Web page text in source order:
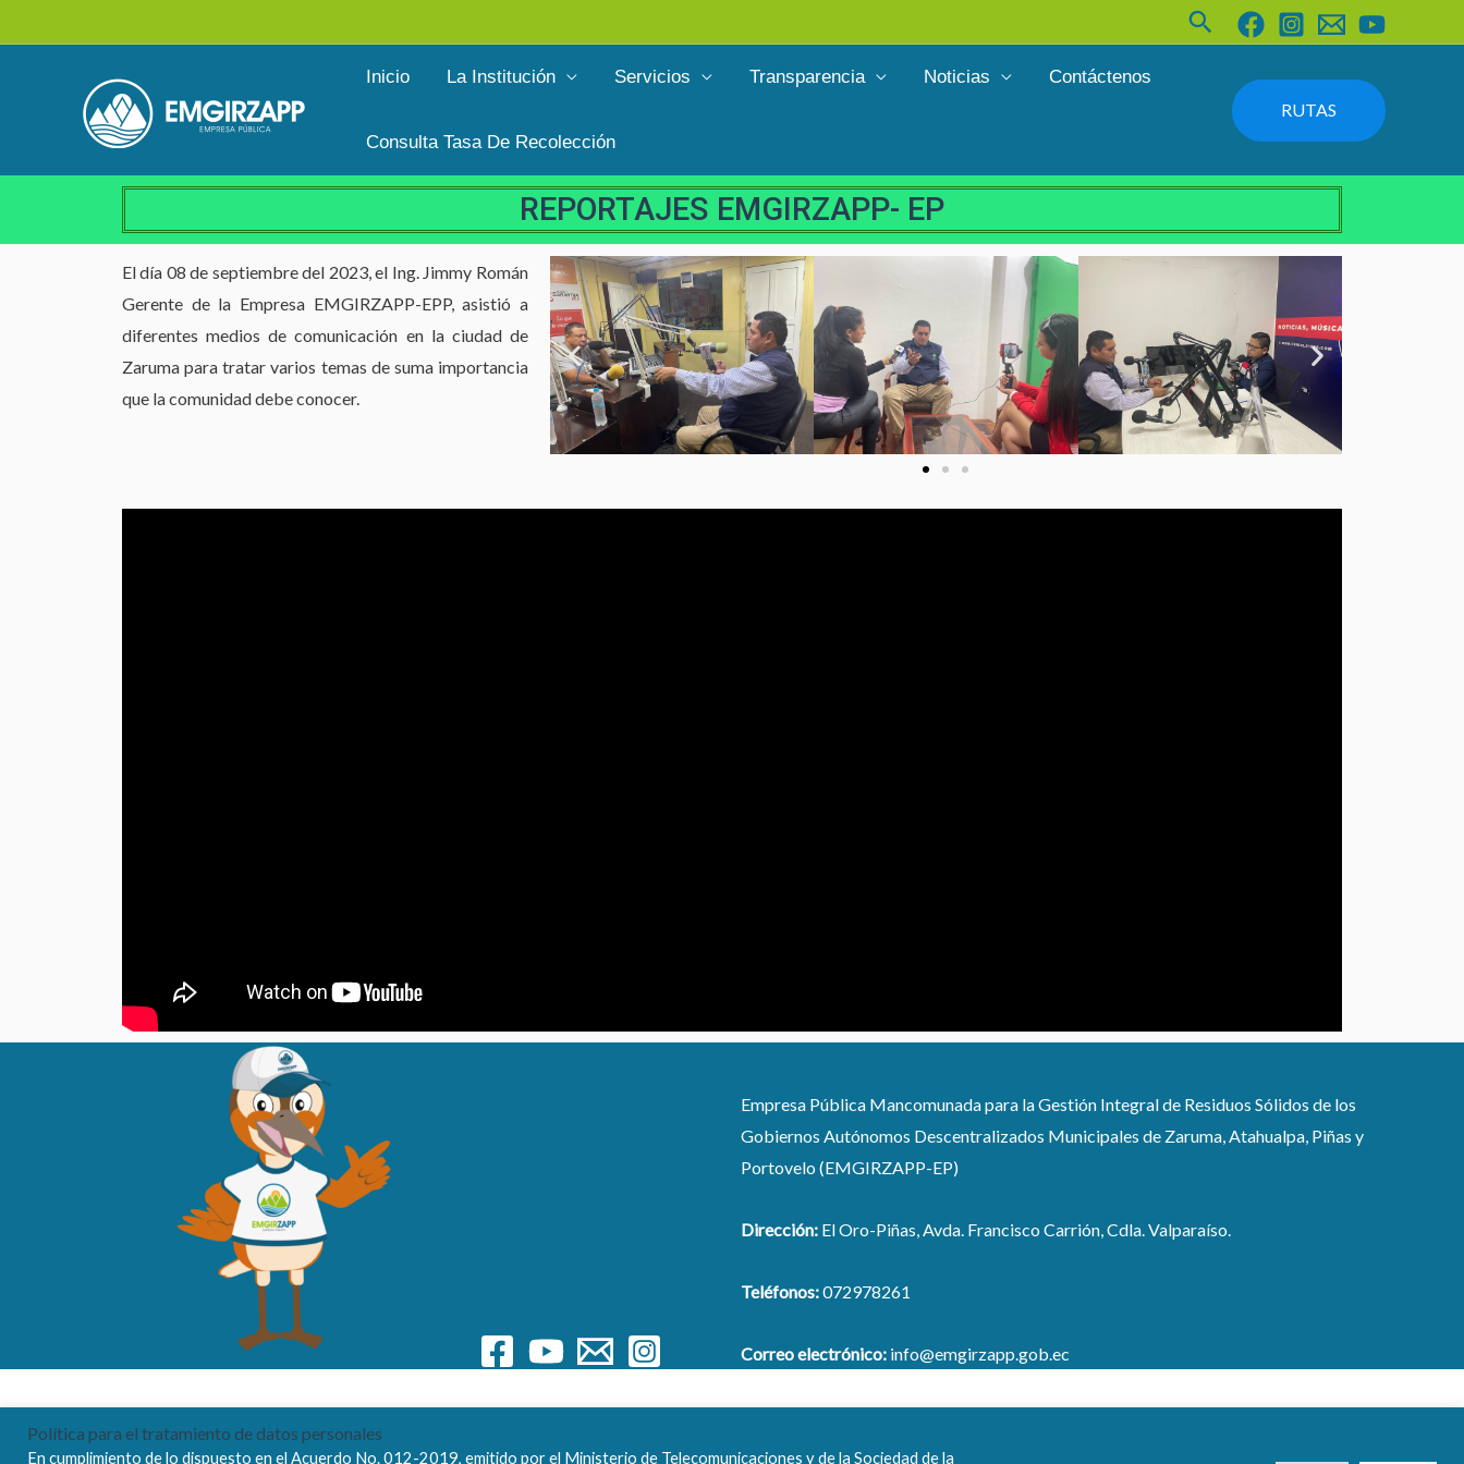
al
Buscar
Inicio La Institución Servicios Transparencia Noticias Contáctenos
Consulta Tasa De Recolección
RUTAS
REPORTAJES EMGIRZAPP- EP
El día 08 de septiembre del 2023, el Ing. Jimmy Román
Gerente de la Empresa EMGIRZAPP-EPP, asistió a
diferentes medios de comunicación en la ciudad de
Zaruma para tratar varios temas de suma importancia
que la comunidad debe conocer.
Empresa Pública Mancomunada para la Gestión Integral de Residuos Sólidos de los
Gobiernos Autónomos Descentralizados Municipales de Zaruma, Atahualpa, Piñas y
Portovelo (EMGIRZAPP-EP)
Dirección: El Oro-Piñas, Avda. Francisco Carrión, Cdla. Valparaíso.
Teléfonos:072978261
Correo electrónico: info@emgirzapp.gob.ec
Política para el tratamiento de datos personales
En cumplimiento de lo dispuesto en el Acuerdo No. 012-2019, emitido por el Ministerio de Telecomunicaciones y de la Sociedad de la